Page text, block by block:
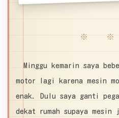
※
Minggu kemarin saya
motor lagi karena mesin
enak. Dulu saya ganti
dekat rumah supaya